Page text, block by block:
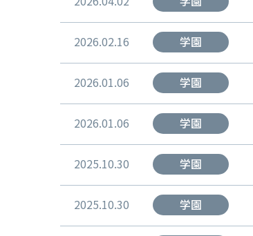
2026.02.16 学園
2026.01.06 学園
2026.01.06 学園
2025.10.30 学園
2025.10.30 学園